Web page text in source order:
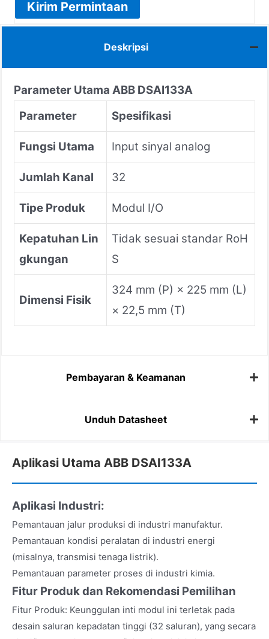
Kirim Permintaan
Deskripsi
Parameter Utama ABB DSAI133A
Parameter
Spesifikasi
Fungsi Utama Input sinyal analog
Jumlah Kanal 32
Tipe Produk Modul I/O
Kepatuhan Lin
gkungan
Tidak sesuai standar RoH
S
Dimensi Fisik
324 mm (P) × 225 mm (L)
× 22,5 mm (T)
Pembayaran & Keamanan
Unduh Datasheet
Aplikasi Utama ABB DSAI133A
Aplikasi Industri:
Pemantauan jalur produksi di industri manufaktur.
Pemantauan kondisi peralatan di industri energi
(misalnya, transmisi tenaga listrik).
Pemantauan parameter proses di industri kimia.
Fitur Produk dan Rekomendasi Pemilihan
Fitur Produk: Keunggulan inti modul ini terletak pada
desain saluran kepadatan tinggi (32 saluran), yang secara